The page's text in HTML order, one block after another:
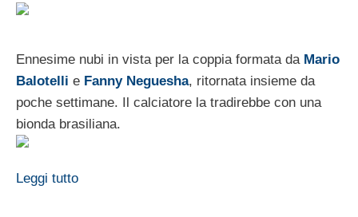
Ennesime nubi in vista per la coppia formata da Mario
Balotelli e Fanny Neguesha, ritornata insieme da
poche settimane. Il calciatore la tradirebbe con una
bionda brasiliana.
Leggi tutto